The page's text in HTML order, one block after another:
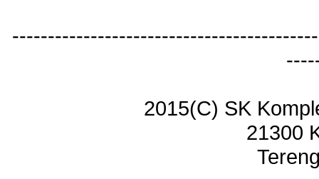
2015(C) SK
21300